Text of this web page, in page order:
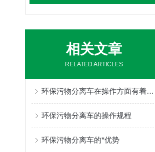
相关文章
RELATED ARTICLES
环保污物分离车在操作方面有着以下细节！
环保污物分离车的操作规程
环保污物分离车的*优势